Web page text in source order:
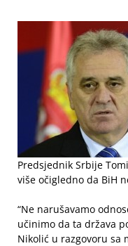
Predsjednik Srbije
više očigledno da BiH
“Ne narušavamo
učinimo da ta država
Nikolić u razgovoru sa